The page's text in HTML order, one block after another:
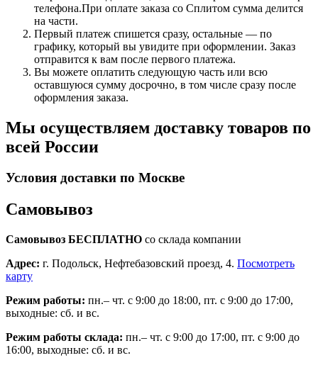
телефона.При оплате заказа со Сплитом сумма делится
на части.
Первый платеж спишется сразу, остальные — по
графику, который вы увидите при оформлении. Заказ
отправится к вам после первого платежа.
Вы можете оплатить следующую часть или всю
оставшуюся сумму досрочно, в том числе сразу после
оформления заказа.
Мы осуществляем доставку товаров по
всей России
Условия доставки по Москве
Самовывоз
Самовывоз БЕСПЛАТНО со склада компании
Адрес: г. Подольск, Нефтебазовский проезд, 4. Посмотреть
карту
Режим работы: пн.– чт. с 9:00 до 18:00, пт. с 9:00 до 17:00,
выходные: сб. и вс.
Режим работы склада: пн.– чт. с 9:00 до 17:00, пт. с 9:00 до
16:00, выходные: сб. и вс.